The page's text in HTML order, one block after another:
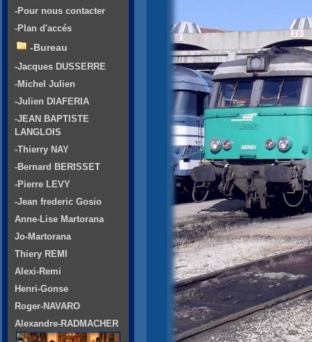
-Pour nous contacter
-Plan d'accés
-Bureau
-Jacques DUSSERRE
-Michel Julien
-Julien DIAFERIA
-JEAN BAPTISTE
LANGLOIS
-Thierry NAY
-Bernard BERISSET
-Pierre LEVY
-Jean frederic Gosio
Anne-Lise Martorana
Jo-Martorana
Thiery REMI
Alexi-Remi
Henri-Gonse
Roger-NAVARO
Alexandre-RADMACHER